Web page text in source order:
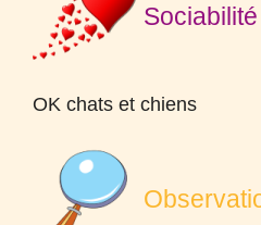
Sociabilité
OK chats et chiens